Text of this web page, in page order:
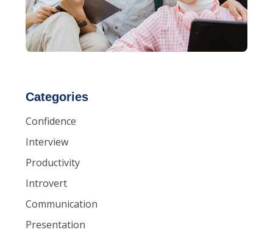
Categories
Confidence
Interview
Productivity
Introvert
Communication
Presentation